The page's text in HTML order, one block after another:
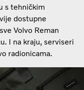
s tehničkim
dostupne
Volvo Reman
I na kraju, serviseri
radionicama.